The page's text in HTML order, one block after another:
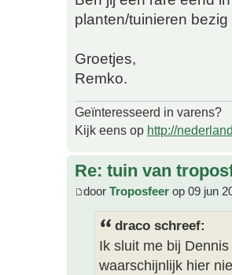
planten/tuinieren
Groetjes,
Remko.
Geïnteresseerd in varens?
Kijk eens op http://
Re: tuin van
door Troposfeer op 09 jun
draco schreef:
Ik sluit me bij
waarschijnlijk hier